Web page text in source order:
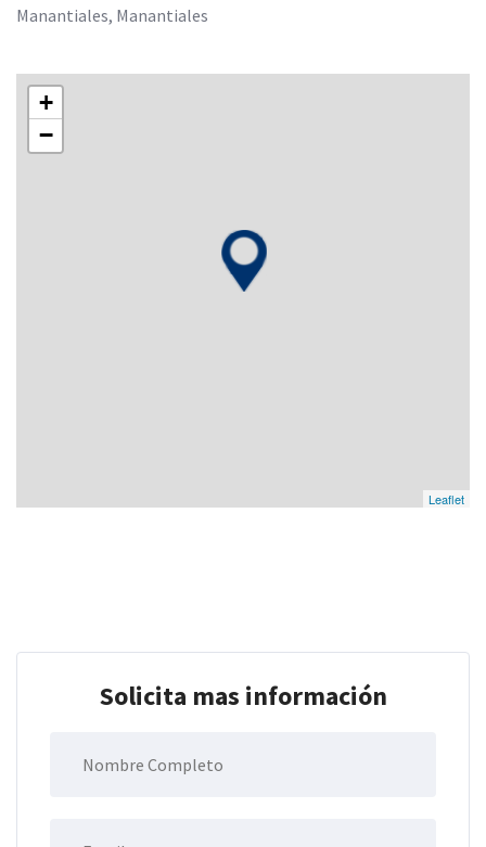
Manantiales, Manantiales
+
−
Leaflet
Solicita mas información